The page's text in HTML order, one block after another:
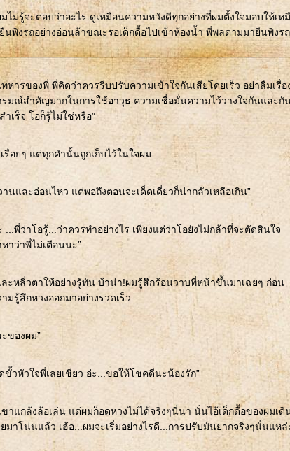
ไม่รู้จะตอบว่าอะไร ดูเหมือนความหวังดีทุกอย่างที่ผมตั้งใจมอบให้เห
พิงรถอย่างอ่อนล้าขณะรอเด็กดื้อไปเข้าห้องน้ำ พี่พลตามมายืนพิงรถ
ารของพี่ พี่คิดว่าควรรีบปรับความเข้าใจกันเสียโดยเร็ว อย่าลืมเรื่อ
มณ์สำคัญมากในการใช้อาวุธ ความเชื่อมั่นความไว้วางใจกันและกั
เร็จ โอก็รู้ไม่ใช่หรือ”
อยๆ แต่ทุกคำนั้นถูกเก็บไว้ในใจผม
นและอ่อนไหว แต่พอถึงตอนจะเด็ดเดี่ยวก็น่ากลัวเหลือเกิน”
...พี่ว่าโอรู้...ว่าควรทำอย่างไร เพียงแต่ว่าโอยังไม่กล้าที่จะตัดสินใจ
าว่าพี่ไม่เตือนนะ”
ะหลิ่วตาให้อย่างรู้ทัน บ้าน่า!ผมรู้สึกร้อนวาบที่หน้าขึ้นมาเฉยๆ ก่อน
รู้สึกหวงออกมาอย่างรวดเร็ว
ของผม”
ขั้วหัวใจพี่เลยเชียว อ่ะ...ขอให้โชคดีนะน้องรัก”
าแกล้งล้อเล่น แต่ผมก็อดหวงไม่ได้จริงๆนี่นา นั่นไอ้เด็กดื้อของผมเดิ
มาโน่นแล้ว เฮ้อ...ผมจะเริ่มอย่างไรดี...การปรับมันยากจริงๆนั่นแหล่